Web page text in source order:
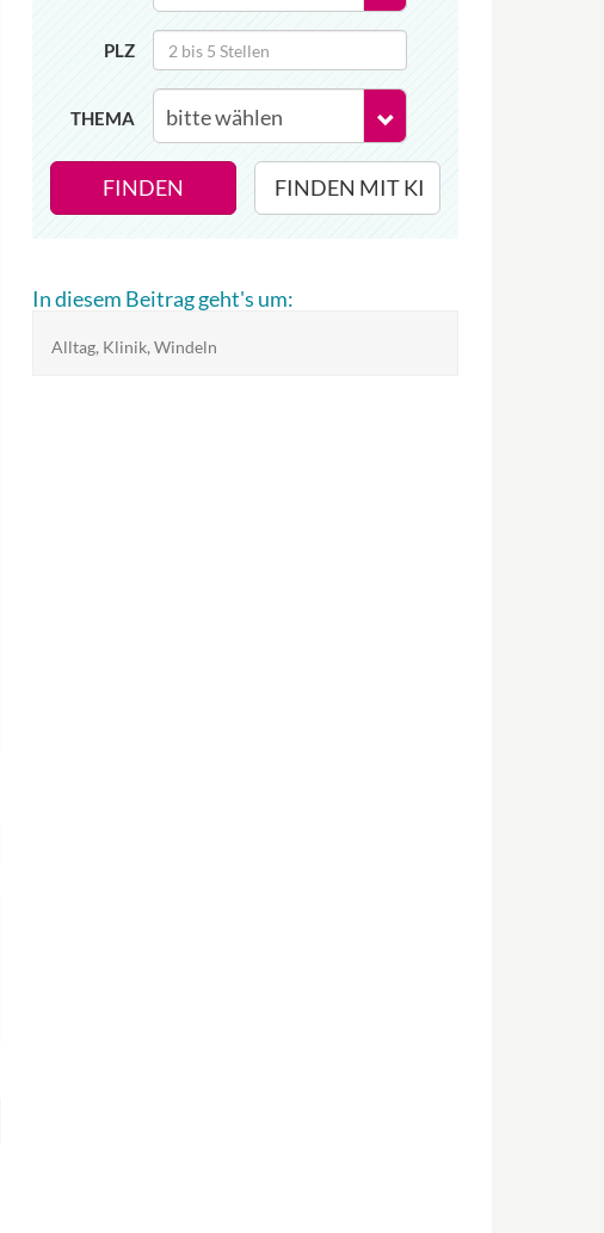
PLZ
THEMA
FINDEN FINDEN MIT KI
In diesem Beitrag geht's um:
Alltag, Klinik, Windeln